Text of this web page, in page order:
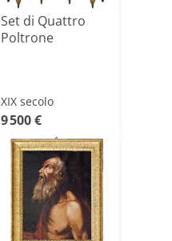
Set di Quattro
Poltrone
XIX secolo
9 500 €